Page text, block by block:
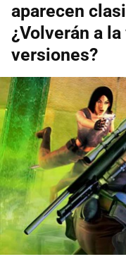
aparecen
¿Volverán a
versiones?